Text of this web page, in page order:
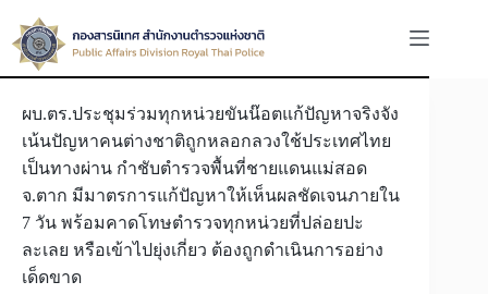
to
content
ผบ.ตร.ประชุมร่วมทุกหน่วยขันน๊อตแก้ปัญหาจริงจัง
เน้นปัญหาคนต่างชาติถูกหลอกลวงใช้ประเทศไทย
เป็นทางผ่าน กำชับตำรวจพื้นที่ชายแดนแม่สอด
จ.ตาก มีมาตรการแก้ปัญหาให้เห็นผลชัดเจนภายใน
7 วัน พร้อมคาดโทษตำรวจทุกหน่วยที่ปล่อยปะ
ละเลย หรือเข้าไปยุ่งเกี่ยว ต้องถูกดำเนินการอย่าง
เด็ดขาด